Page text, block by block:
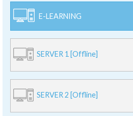
E-LEARNING
SERVER 1 [Offline]
SERVER 2 [Offline]